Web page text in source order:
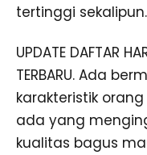
tertinggi sekalipun.
UPDATE DAFTAR
TERBARU. Ada
karakteristik
ada yang
kualitas bagus